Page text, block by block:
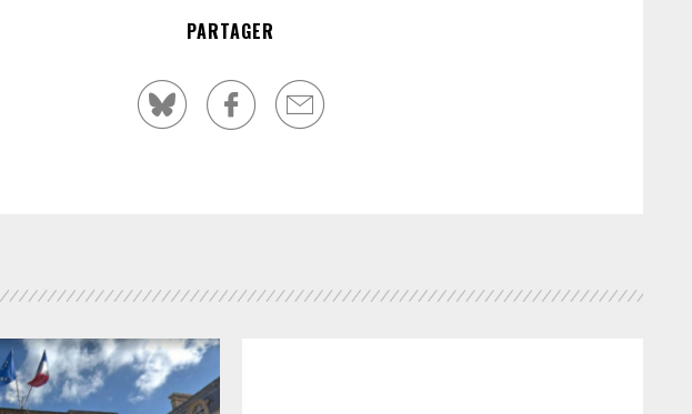
PARTAGER